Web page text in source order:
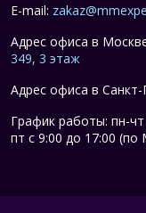
E-mail:
Адрес офиса в
349, 3 этаж
Адрес офиса в Санкт-
График работы: пн-чт
пт с 9:00 до 17:00 (по